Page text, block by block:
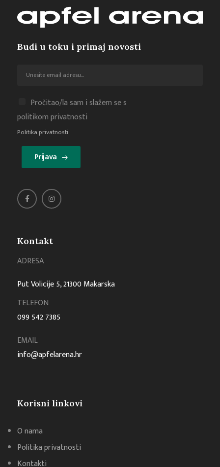
Kontakt
ADRESA
Put Volicije 5, 21300 Makarska
TELEFON
099 542 7385
EMAIL
info@apfelarena.hr
Korisni linkovi
O nama
Politika privatnosti
Kontakti
Budi u toku i primaj novosti
Pročitao/la sam i slažem se s
politikom privatnosti
Politika privatnosti
Prijava